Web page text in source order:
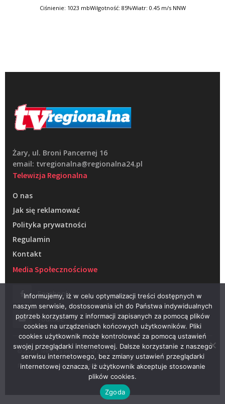
Ciśnienie: 1023 mbWilgotność: 85%Wiatr: 0.45 m/s NNW
Żary, ul. Broni Pancernej 16
email: tvregionalna@regionalna24.pl
Telewizja Regionalna
O nas
Jak się reklamować
Polityka prywatności
Regulamin
Kontakt
Media Społecznościowe
Facebook
Youtube
© 2022 – Telewizja Regionalna w Żarach
Projektowanie stron WWW –RAGACOM
Informujemy, iż w celu optymalizacji treści dostępnych w
naszym serwisie, dostosowania ich do Państwa indywidualnych
potrzeb korzystamy z informacji zapisanych za pomocą plików
cookies na urządzeniach końcowych użytkowników. Pliki
cookies użytkownik może kontrolować za pomocą ustawień
swojej przeglądarki internetowej. Dalsze korzystanie z naszego
serwisu internetowego, bez zmiany ustawień przeglądarki
internetowej oznacza, iż użytkownik akceptuje stosowanie
plików cookies.
Zgoda